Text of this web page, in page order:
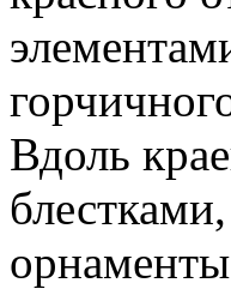
Вдоль